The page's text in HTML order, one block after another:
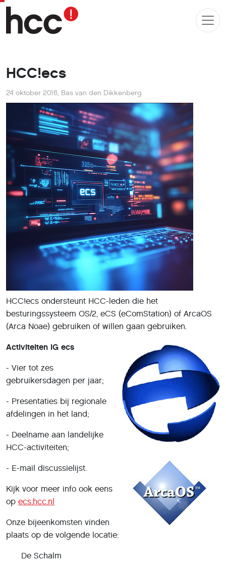
HCC!ecs
24 oktober 2016, Bas van den Dikkenberg
HCC!ecs ondersteunt HCC-leden die het
besturingssysteem OS/2, eCS (eComStation) of ArcaOS
(Arca Noae) gebruiken of willen gaan gebruiken.
Activiteiten IG ecs
- Vier tot zes
gebruikersdagen per jaar;
- Presentaties bij regionale
afdelingen in het land;
- Deelname aan landelijke
HCC-activiteiten;
- E-mail discussielijst.
Kijk voor meer info ook eens
op ecs.hcc.nl
Onze bijeenkomsten vinden
plaats op de volgende locatie:
De Schalm